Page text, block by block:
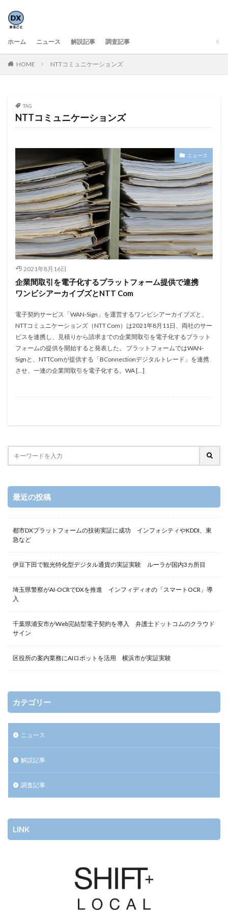
ホーム ニュース 解説記事 調査記事
HOME NTTコミュニケーションズ
TAG
NTTコミュニケーションズ
ニュース
2021年8月16日
企業間取引を電子化するプラットフォーム提供で連携
ワンビシアーカイブズとNTT Com
電子契約サービス「WAN-Sign」を運営するワンビシアーカイブズと、
NTTコミュニケーションズ（NTT Com）は2021年8月11日、両社のサー
ビスを連携し、見積りから請求までの企業間取引を電子化するプラット
フォームの提供を開始すると発表した。 プラットフォームではWAN-
Signと、NTTComが提供する「BConnectionデジタルトレード」を連携
させ、一連の企業間取引を電子化する。WA […]
最近の投稿
都市DXプラットフォームの技術実証に成功 インフォシティやKDDI、東
急など
伊豆下田で観光特化型デジタル通貨の実証実験 ルーラが国内3カ所目
埼玉県警察がAI-OCRでDXを推進 インフィディオの「スマートOCR」導
入
千葉県浦安市がWeb完結型電子契約を導入 弁護士ドットコムのクラウド
サイン
区役所の案内業務にAIロボットを活用 横浜市が実証実験
カテゴリー
ニュース
解説記事
調査記事
LINK